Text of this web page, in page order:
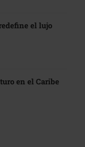
el lujo
en el Caribe